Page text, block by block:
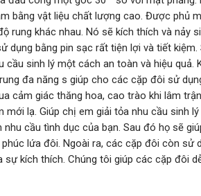
bằng vật liệu chất lượng cao. Được phủ
khác nhau. Nó sẽ kích thích và nảy
bằng pin sạc rất tiện lợi và tiết
sinh lý một cách an toàn và hiệu quả.
đa năng s giúp cho các cặp đôi sử
cảm giác thăng hoa, cao trào khi lâm
lạ. Giúp chị em giải tỏa nhu cầu sinh
cầu tình dục của bạn. Sau đó họ sẽ
lứa đôi. Ngoài ra, các cặp đôi còn sử
kích thích. Chúng tôi giúp các cặp đôi